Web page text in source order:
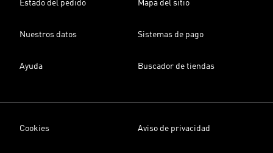
Estado del pedido Mapa del sitio
Nuestros datos Sistemas de pago
Ayuda Buscador de tiendas
Cookies Aviso de privacidad